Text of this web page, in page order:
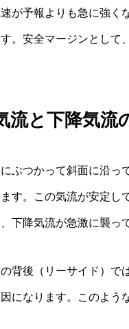
が予報よりも急に強く
。安全マージンとして
流と下降気流
ぶつかって斜面に沿っ
ます。この気流が安定
下降気流が急激に襲っ
背後（リーサイド）で
になります。このよう